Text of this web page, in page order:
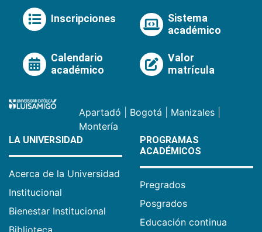
Inscripciones
Sistema
académico
Calendario
académico
Valor
matrícula
Apartadó Bogotá Manizales
Montería
LA UNIVERSIDAD
Acerca de la Universidad
Institucional
Bienestar Institucional
Biblioteca
PROGRAMAS
ACADÉMICOS
Pregrados
Posgrados
Educación continua